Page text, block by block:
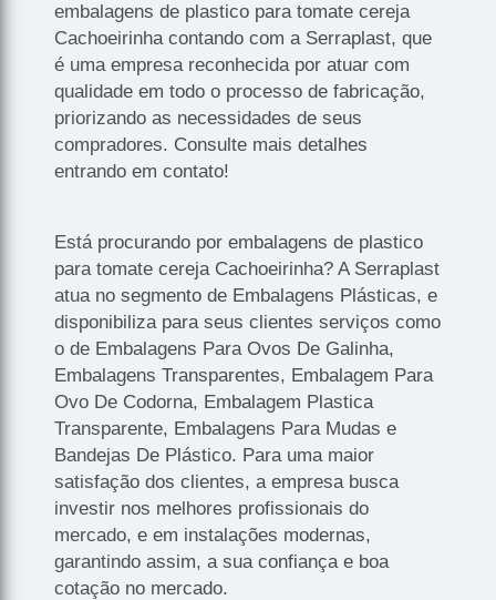
embalagens de plastico para tomate cereja
Cachoeirinha contando com a Serraplast, que
é uma empresa reconhecida por atuar com
qualidade em todo o processo de fabricação,
priorizando as necessidades de seus
compradores. Consulte mais detalhes
entrando em contato!
Está procurando por embalagens de plastico
para tomate cereja Cachoeirinha? A Serraplast
atua no segmento de Embalagens Plásticas, e
disponibiliza para seus clientes serviços como
o de Embalagens Para Ovos De Galinha,
Embalagens Transparentes, Embalagem Para
Ovo De Codorna, Embalagem Plastica
Transparente, Embalagens Para Mudas e
Bandejas De Plástico. Para uma maior
satisfação dos clientes, a empresa busca
investir nos melhores profissionais do
mercado, e em instalações modernas,
garantindo assim, a sua confiança e boa
cotação no mercado.